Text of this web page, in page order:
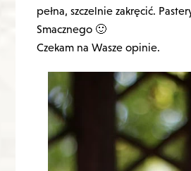
pełna, szczelnie zakręcić.
Smacznego 🙂
Czekam na Wasze opinie.